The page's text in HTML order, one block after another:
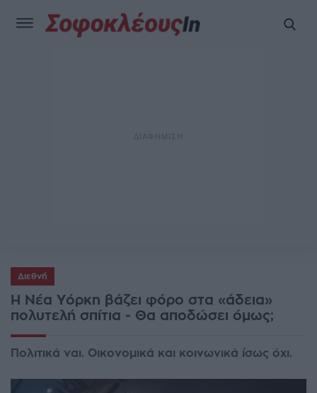
Διεθνή
Η Νέα Υόρκη βάζει φόρο στα «άδεια»
πολυτελή σπίτια - Θα αποδώσει όμως;
Πολιτικά ναι. Οικονομικά και κοινωνικά ίσως όχι.